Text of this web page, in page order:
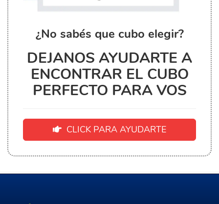
¿No sabés que cubo elegir?
DEJANOS AYUDARTE A
ENCONTRAR EL CUBO
PERFECTO PARA VOS
CLICK PARA AYUDARTE